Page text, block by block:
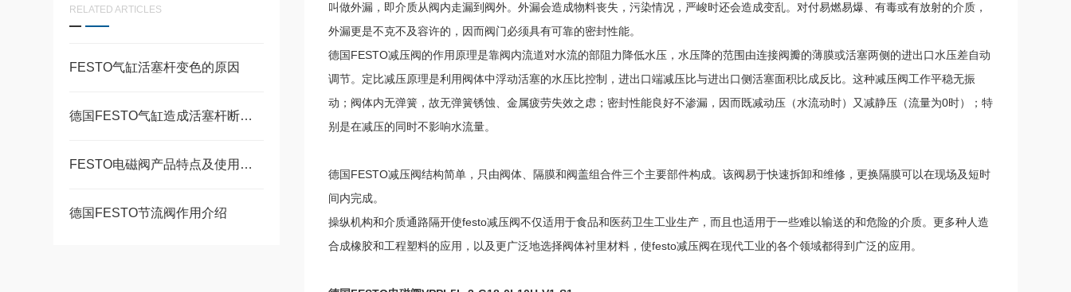
RELATED ARTICLES
FESTO气缸活塞杆变色的原因
德国FESTO气缸造成活塞杆断裂的常见原因
FESTO电磁阀产品特点及使用要求
德国FESTO节流阀作用介绍
叫做外漏，即介质从阀内走漏到阀外。外漏会造成物料丧失，污染情况，严峻时还会造成变乱。对付易燃易爆、有毒或有放射的介质，
外漏更是不克不及容许的，因而阀门必须具有可靠的密封性能。
德国FESTO减压阀的作用原理是靠阀内流道对水流的部阻力降低水压，水压降的范围由连接阀瓣的薄膜或活塞两侧的进出口水压差自动
调节。定比减压原理是利用阀体中浮动活塞的水压比控制，进出口端减压比与进出口侧活塞面积比成反比。这种减压阀工作平稳无振
动；阀体内无弹簧，故无弹簧锈蚀、金属疲劳失效之虑；密封性能良好不渗漏，因而既减动压（水流动时）又减静压（流量为0时）；特
别是在减压的同时不影响水流量。
德国FESTO减压阀结构简单，只由阀体、隔膜和阀盖组合件三个主要部件构成。该阀易于快速拆卸和维修，更换隔膜可以在现场及短时
间内完成。
操纵机构和介质通路隔开使festo减压阀不仅适用于食品和医药卫生工业生产，而且也适用于一些难以输送的和危险的介质。更多种人造
合成橡胶和工程塑料的应用，以及更广泛地选择阀体衬里材料，使festo减压阀在现代工业的各个领域都得到广泛的应用。